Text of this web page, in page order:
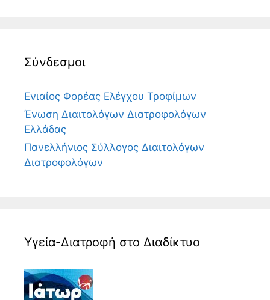
Σύνδεσμοι
Ενιαίος Φορέας Ελέγχου Τροφίμων
Ένωση Διαιτολόγων Διατροφολόγων
Ελλάδας
Πανελλήνιος Σύλλογος Διαιτολόγων
Διατροφολόγων
Υγεία-Διατροφή στο Διαδίκτυο